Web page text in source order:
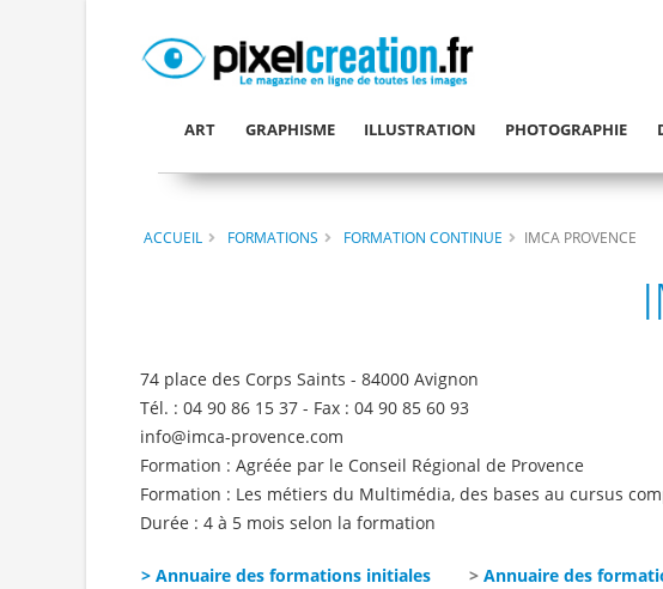
ART GRAPHISME ILLUSTRATION PHOTOGRAPHIE
ACCUEIL FORMATIONS FORMATION CONTINUE IMCA PROVENCE
74 place des Corps Saints - 84000 Avignon
Tél. : 04 90 86 15 37 - Fax : 04 90 85 60 93
info@imca-provence.com
Formation : Agréée par le Conseil Régional de Provence
Formation : Les métiers du Multimédia, des bases au cursus
Durée : 4 à 5 mois selon la formation
> Annuaire des formations initiales > Annuaire des